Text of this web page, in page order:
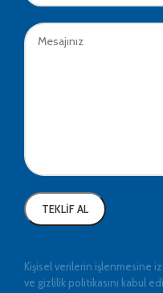
Kişisel verilerin işlenmesine
ve gizlilik politikasını kabul